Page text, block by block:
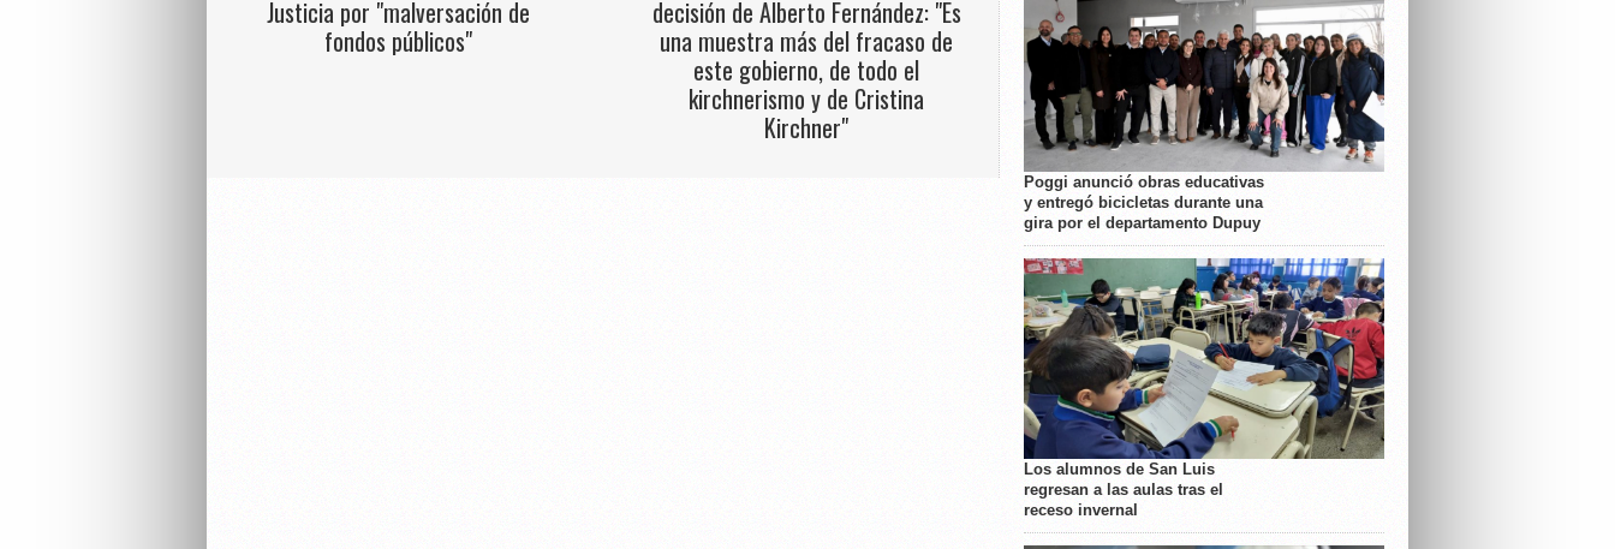
Justicia por "malversación de
fondos públicos"
decisión de Alberto Fernández: "Es
una muestra más del fracaso de
este gobierno, de todo el
kirchnerismo y de Cristina
Kirchner"
Poggi anunció obras educativas
y entregó bicicletas durante una
gira por el departamento Dupuy
Los alumnos de San Luis
regresan a las aulas tras el
receso invernal